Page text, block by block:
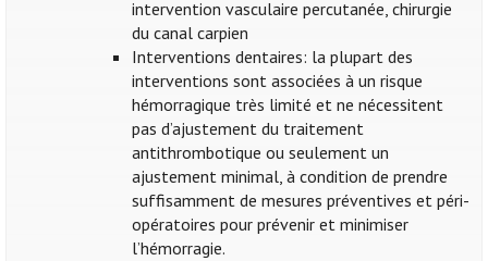
intervention vasculaire percutanée, chirurgie
du canal carpien
Interventions dentaires: la plupart des
interventions sont associées à un risque
hémorragique très limité et ne nécessitent
pas d’ajustement du traitement
antithrombotique ou seulement un
ajustement minimal, à condition de prendre
suffisamment de mesures préventives et péri-
opératoires pour prévenir et minimiser
l’hémorragie.